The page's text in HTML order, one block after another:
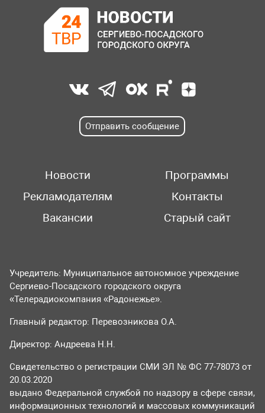
Отправить сообщение
Новости
Программы
Рекламодателям
Контакты
Вакансии
Старый сайт
Учредитель: Муниципальное автономное учреждение
Сергиево-Посадского городского округа
«Телерадиокомпания «Радонежье».
Главный редактор: Перевозникова О.А.
Директор: Андреева Н.Н.
Свидетельство о регистрации СМИ ЭЛ № ФС 77-78073 от
20.03.2020
выдано Федеральной службой по надзору в сфере связи,
информационных технологий и массовых коммуникаций